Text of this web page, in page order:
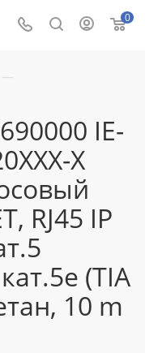
0
—
IE-
X
RJ45 IP
(TIA
10 m